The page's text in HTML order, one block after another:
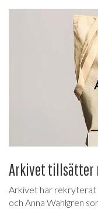
Arkivet tillsätter
Arkivet har rekryterat
och Anna Wahlgren